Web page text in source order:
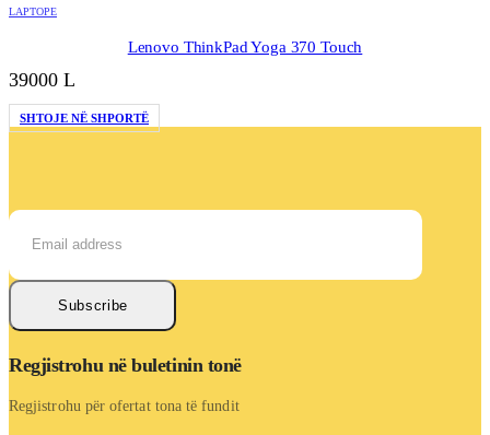
LAPTOPE
Lenovo ThinkPad Yoga 370 Touch
39000 L
SHTOJE NË SHPORTË
Subscribe
Regjistrohu në buletinin tonë
Regjistrohu për ofertat tona të fundit